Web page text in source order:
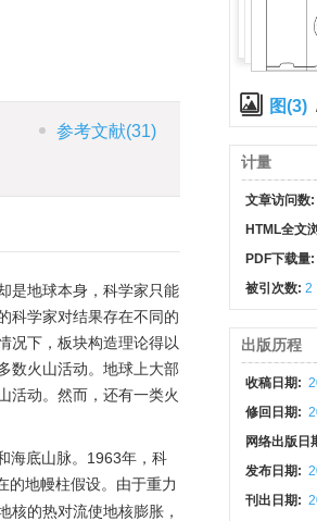
参考文献(31)
是地球本身，科学家只能
科学家对结果存在不同的
况下，板块构造理论得以
数火山活动。地球上大部
活动。然而，还有一类火
海底山脉。1963年，科
的地幔柱假设。由于重力
核的热对流使地核膨胀，
图(3)
计量
文章访问数:
HTML全文
PDF下载量:
被引次数:2
出版历程
收稿日期:
修回日期:
网络出版日
发布日期:
刊出日期: